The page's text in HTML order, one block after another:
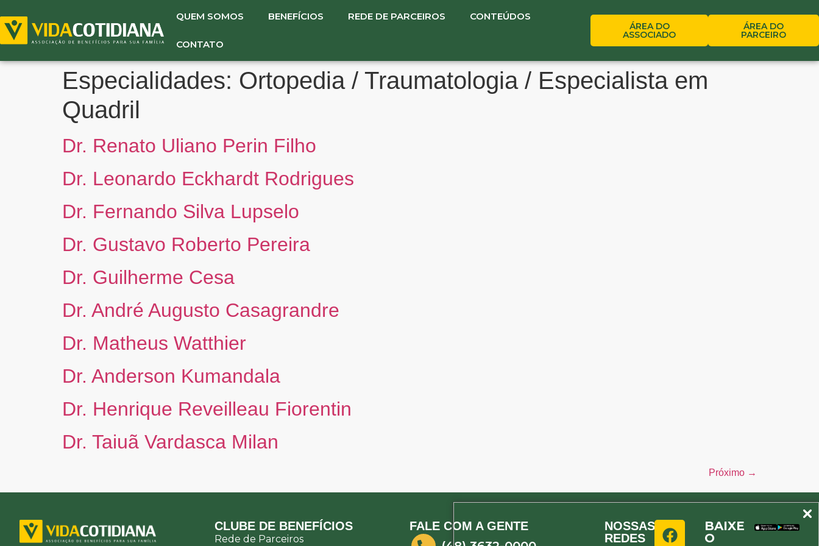
QUEM SOMOS BENEFÍCIOS REDE DE PARCEIROS CONTEÚDOS
CONTATO
ÁREA DO
ASSOCIADO
ÁREA DO
PARCEIRO
Especialidades: Ortopedia / Traumatologia / Especialista em
Quadril
Dr. Renato Uliano Perin Filho
Dr. Leonardo Eckhardt Rodrigues
Dr. Fernando Silva Lupselo
Dr. Gustavo Roberto Pereira
Dr. Guilherme Cesa
Dr. André Augusto Casagrandre
Dr. Matheus Watthier
Dr. Anderson Kumandala
Dr. Henrique Reveilleau Fiorentin
Dr. Taiuã Vardasca Milan
Próximo →
CLUBE DE BENEFÍCIOS
Rede de Parceiros
FALE COM A GENTE
NOSSAS
REDES
BAIXE
O